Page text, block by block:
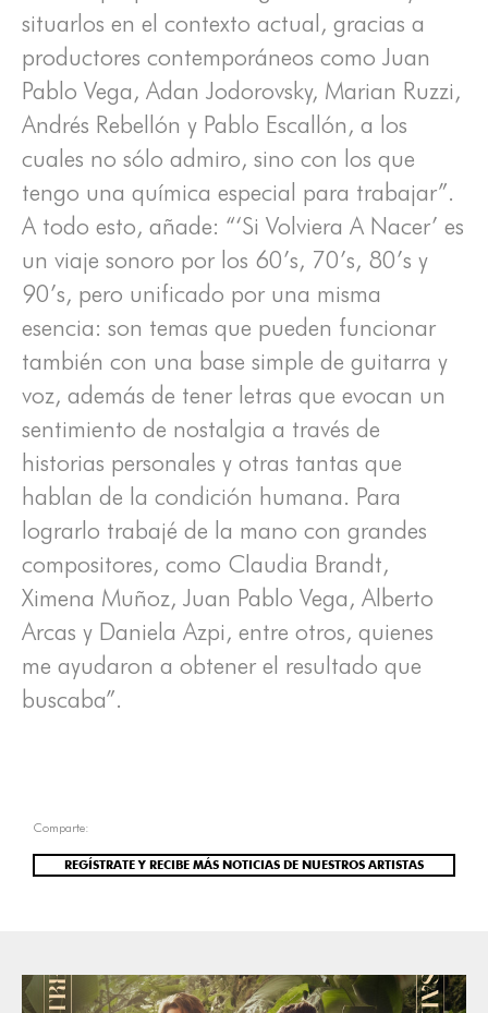
situarlos en el contexto actual, gracias a
productores contemporáneos como Juan
Pablo Vega, Adan Jodorovsky, Marian Ruzzi,
Andrés Rebellón y Pablo Escallón, a los
cuales no sólo admiro, sino con los que
tengo una química especial para trabajar”.
A todo esto, añade: “‘Si Volviera A Nacer’ es
un viaje sonoro por los 60’s, 70’s, 80’s y
90’s, pero unificado por una misma
esencia: son temas que pueden funcionar
también con una base simple de guitarra y
voz, además de tener letras que evocan un
sentimiento de nostalgia a través de
historias personales y otras tantas que
hablan de la condición humana. Para
lograrlo trabajé de la mano con grandes
compositores, como Claudia Brandt,
Ximena Muñoz, Juan Pablo Vega, Alberto
Arcas y Daniela Azpi, entre otros, quienes
me ayudaron a obtener el resultado que
buscaba”.
Comparte:
REGÍSTRATE Y RECIBE MÁS NOTICIAS DE NUESTROS ARTISTAS